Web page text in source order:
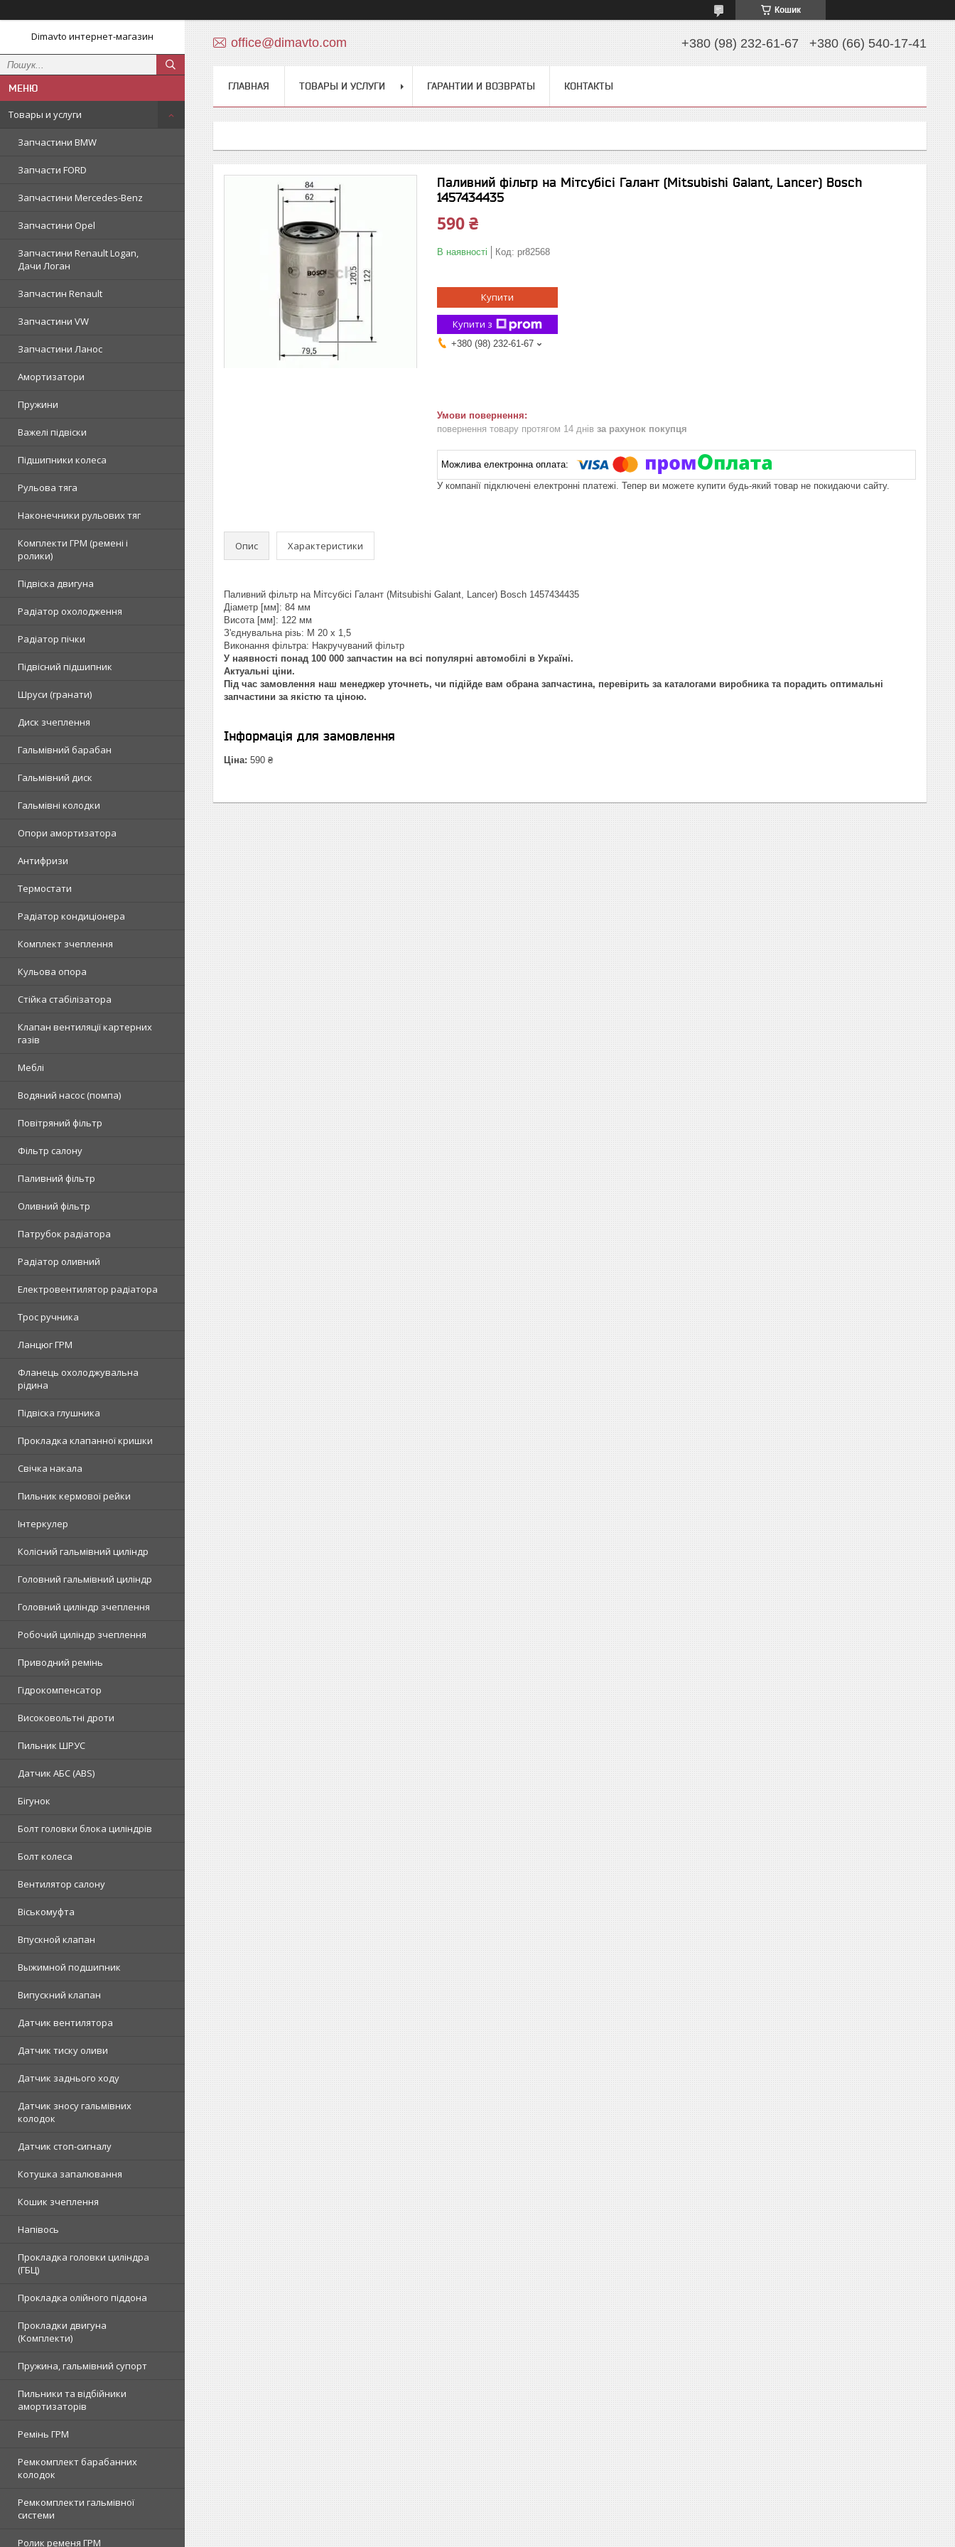
Кошик
Dimavto интернет-магазин
Товары и услуги
Запчастини BMW
Запчасти FORD
Запчастини Mercedes-Benz
Запчастини Opel
Запчастини Renault Logan,
Дачи Логан
Запчастин Renault
Запчастини VW
Запчастини Ланос
Амортизатори
Пружини
Важелі підвіски
Підшипники колеса
Рульова тяга
Наконечники рульових тяг
Комплекти ГРМ (ремені і
ролики)
Підвіска двигуна
Радіатор охолодження
Радіатор пічки
Підвісний підшипник
Шруси (гранати)
Диск зчеплення
Гальмівний барабан
Гальмівний диск
Гальмівні колодки
Опори амортизатора
Антифризи
Термостати
Радіатор кондиціонера
Комплект зчеплення
Кульова опора
Стійка стабілізатора
Клапан вентиляції картерних
газів
Меблі
Водяний насос (помпа)
Повітряний фільтр
Фільтр салону
Паливний фільтр
Оливний фільтр
Патрубок радіатора
Радіатор оливний
Електровентилятор радіатора
Трос ручника
Ланцюг ГРМ
Фланець охолоджувальна
рідина
Підвіска глушника
Прокладка клапанної кришки
Свічка накала
Пильник кермової рейки
Інтеркулер
Колісний гальмівний циліндр
Головний гальмівний циліндр
Головний циліндр зчеплення
Робочий циліндр зчеплення
Приводний ремінь
Гідрокомпенсатор
Високовольтні дроти
Пильник ШРУС
Датчик АБС (ABS)
Бігунок
Болт головки блока циліндрів
Болт колеса
Вентилятор салону
Віськомуфта
Впускной клапан
Выжимной подшипник
Випускний клапан
Датчик вентилятора
Датчик тиску оливи
Датчик заднього ходу
Датчик зносу гальмівних
колодок
Датчик стоп-сигналу
Котушка запалювання
Кошик зчеплення
Напівось
Прокладка головки циліндра
(ГБЦ)
Прокладка олійного піддона
Прокладки двигуна
(Комплекти)
Пружина, гальмівний супорт
Пильники та відбійники
амортизаторів
Ремінь ГРМ
Ремкомплект барабанних
колодок
Ремкомплекти гальмівної
системи
Ролик ременя ГРМ
office@dimavto.com +380 (98) 232-61-67 +380 (66) 540-17-41
ГЛАВНАЯ ТОВАРЫ И УСЛУГИ ГАРАНТИИ И ВОЗВРАТЫ КОНТАКТЫ
Паливний фільтр на Мітсубісі Галант (Mitsubishi Galant, Lancer) Bosch
1457434435
590 ₴
В наявності Код: pr82568
Купити
Купити з
+380 (98) 232-61-67
повернення товару протягом 14 днів за рахунок покупця
У компанії підключені електронні платежі. Тепер ви можете купити будь-який товар не покидаючи сайту.
Опис Характеристики
Паливний фільтр на Мітсубісі Галант (Mitsubishi Galant, Lancer) Bosch 1457434435
Діаметр [мм]: 84 мм
Висота [мм]: 122 мм
З'єднувальна різь: M 20 x 1,5
Виконання фільтра: Накручуваний фільтр
У наявності понад 100 000 запчастин на всі популярні автомобілі в Україні.
Актуальні ціни.
Під час замовлення наш менеджер уточнеть, чи підійде вам обрана запчастина, перевірить за каталогами виробника та порадить оптимальні
запчастини за якістю та ціною.
Інформація для замовлення
Ціна: 590 ₴